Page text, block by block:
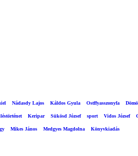
Nádasdy Lajos Káldos Gyula Ostffyasszonyfa
Keripar Sükösd József sport Vidos József
Mikes János Medgyes Magdolna Könyvkiadás